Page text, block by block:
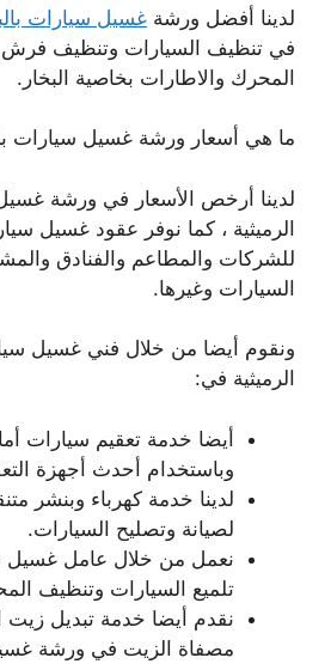
لدينا أفضل ورشة غسيل سيارات
في تنظيف السيارات وتنظيف فرش
المحرك والاطارات بخاصية البخار.
ما هي أسعار ورشة غسيل سيارات
لدينا أرخص الأسعار في ورشة غسيل
الرميثية ، كما نوفر عقود غسيل
للشركات والمطاعم والفنادق
السيارات وغيرها.
ونقوم أيضا من خلال فني غسيل
الرميثية في:
أيضا خدمة تعقيم سيارات
وباستخدام أحدث أجهزة
لدينا خدمة كهرباء وبنشر
لصيانة وتصليح السيارات.
نعمل من خلال عامل غسيل
تلميع السيارات وتنظيف
نقدم أيضا خدمة تبديل زيت
مصفاة الزيت في ورشة